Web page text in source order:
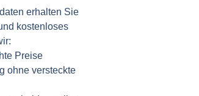
erhalten Sie
kostenloses
Preise
ohne versteckte